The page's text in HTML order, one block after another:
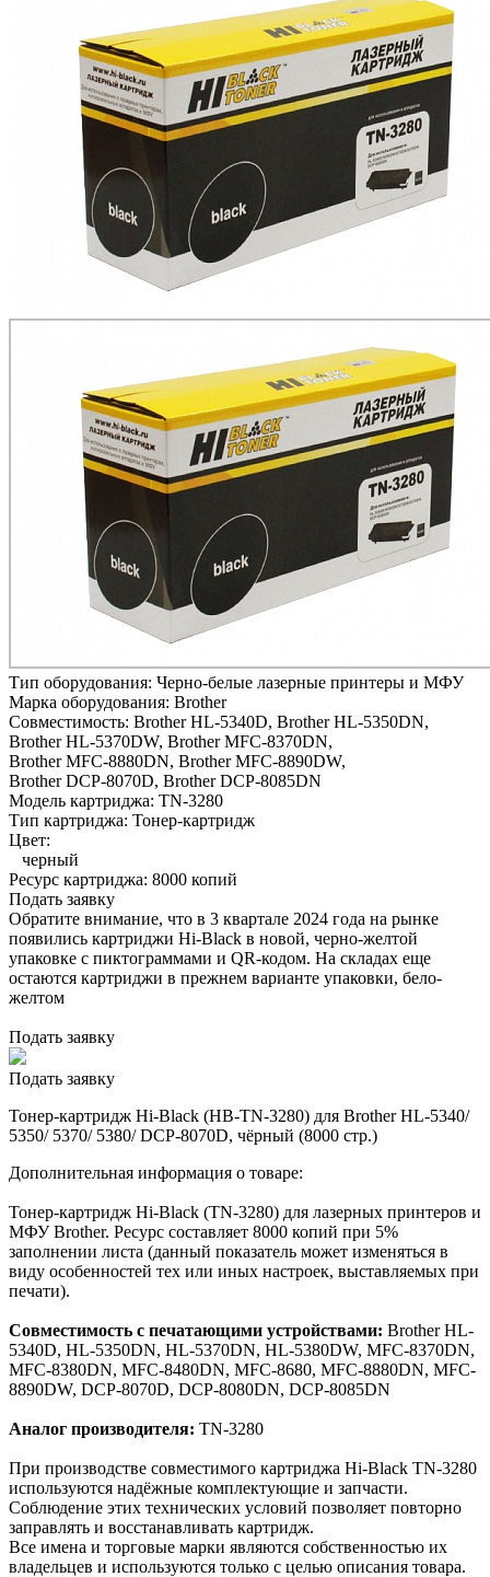
Тип оборудования: Черно-белые лазерные принтеры и МФУ
Марка оборудования: Brother
Совместимость: Brother HL-5340D, Brother HL-5350DN,
Brother HL-5370DW, Brother MFC-8370DN,
Brother MFC-8880DN, Brother MFC-8890DW,
Brother DCP-8070D, Brother DCP-8085DN
Модель картриджа: TN-3280
Тип картриджа: Тонер-картридж
Цвет:
черный
Ресурс картриджа: 8000 копий
Подать заявку
Обратите внимание, что в 3 квартале 2024 года на рынке
появились картриджи Hi-Black в новой, черно-желтой
упаковке с пиктограммами и QR-кодом. На складах еще
остаются картриджи в прежнем варианте упаковки, бело-
желтом
Подать заявку
Подать заявку
Тонер-картридж Hi-Black (HB-TN-3280) для Brother HL-5340/
5350/ 5370/ 5380/ DCP-8070D, чёрный (8000 стр.)
Дополнительная информация о товаре:
Тонер-картридж Hi-Black (TN-3280) для лазерных принтеров и
МФУ Brother. Ресурс составляет 8000 копий при 5%
заполнении листа (данный показатель может изменяться в
виду особенностей тех или иных настроек, выставляемых при
печати).
Совместимость с печатающими устройствами: Brother HL-
5340D, HL-5350DN, HL-5370DN, HL-5380DW, MFC-8370DN,
MFC-8380DN, MFC-8480DN, MFC-8680, MFC-8880DN, MFC-
8890DW, DCP-8070D, DCP-8080DN, DCP-8085DN
Аналог производителя: TN-3280
При производстве совместимого картриджа Hi-Black TN-3280
используются надёжные комплектующие и запчасти.
Соблюдение этих технических условий позволяет повторно
заправлять и восстанавливать картридж.
Все имена и торговые марки являются собственностью их
владельцев и используются только с целью описания товара.